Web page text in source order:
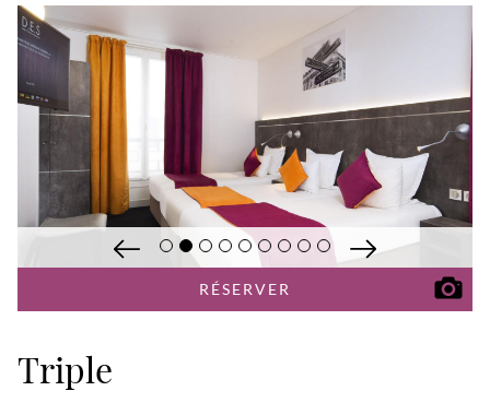
Triple
RÉSERVER